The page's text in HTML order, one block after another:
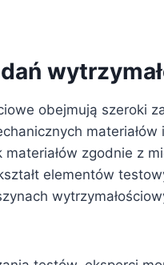
obejmują szeroki
zgodnie z
elementów